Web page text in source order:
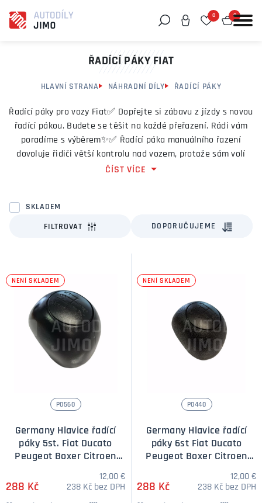
0 0
ŘADÍCÍ PÁKY FIAT
HLAVNÍ STRANA NÁHRADNÍ DÍLY ŘADÍCÍ PÁKY
Řadící páky pro vozy Fiat✅ Dopřejte si zábavu z jízdy s novou
řadící pákou. Budete se těšit na každé přeřazení. Rádi vám
poradíme s výběrem✨✅ Řadící páka manuálního řazení
dovoluje řidiči větší kontrolu nad vozem, protože sám volí
rychlostní stupeň dle aktuálních podmínek na silnici.
řazení vítají, protože považují řízení s manuální převodovkou
za zábavnější a odměňující. Vyžaduje totiž větší aktivní účast
a dovednosti v řízení.
vzhledem dotváří celkový dojem z interiéru.
ČÍST VÍCE
SKLADEM
FILTROVAT DOPORUČUJEME
NENÍ SKLADEM
P0560
Germany Hlavice řadící
páky 5st. Fiat Ducato
Peugeot Boxer Citroen
288 Kč
12,00 €
238 Kč bez DPH
NENÍ SKLADEM
P0440
Germany Hlavice řadící
páky 6st Fiat Ducato
Peugeot Boxer Citroen
288 Kč
12,00 €
238 Kč bez DPH
Můžeme vám pomoci něco najít?